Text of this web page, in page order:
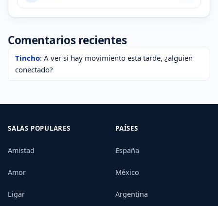
Comentarios recientes
Tincho: A ver si hay movimiento esta tarde, ¿alguien
conectado?
SALAS POPULARES
Amistad
Amor
Ligar
PAÍSES
España
México
Argentina